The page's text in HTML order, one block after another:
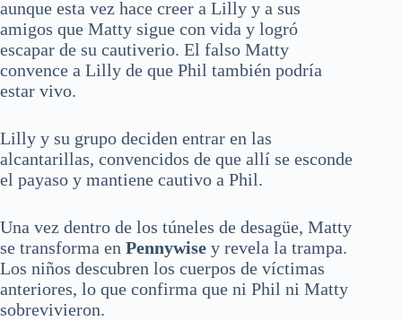
aunque esta vez hace creer a Lilly y a sus
amigos que Matty sigue con vida y logró
escapar de su cautiverio. El falso Matty
convence a Lilly de que Phil también podría
estar vivo.
Lilly y su grupo deciden entrar en las
alcantarillas, convencidos de que allí se esconde
el payaso y mantiene cautivo a Phil.
Una vez dentro de los túneles de desagüe, Matty
se transforma en Pennywise y revela la trampa.
Los niños descubren los cuerpos de víctimas
anteriores, lo que confirma que ni Phil ni Matty
sobrevivieron.